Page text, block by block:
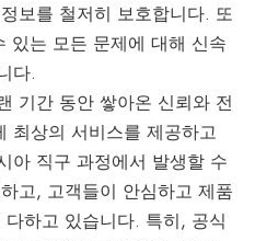
보를 철저히 보호합니다. 또
있는 모든 문제에 대해 신속
다.
기간 동안 쌓아온 신뢰와 전
최상의 서비스를 제공하고
아 직구 과정에서 발생할 수
고, 고객들이 안심하고 제품
하고 있습니다. 특히, 공식